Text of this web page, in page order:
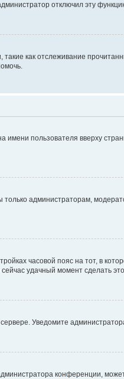
отключил эту
как отслеживание
имени пользователя вверху
только администраторам,
часовой пояс на тот, в
удачный момент сделать
Уведомите
конференции,